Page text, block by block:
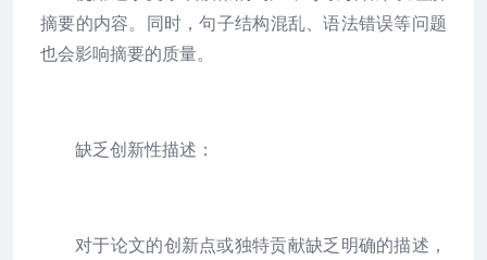
摘要的内容。同时，句子结构混乱、语法错误等问题
也会影响摘要的质量。
缺乏创新性描述：
对于论文的创新点或独特贡献缺乏明确的描述，